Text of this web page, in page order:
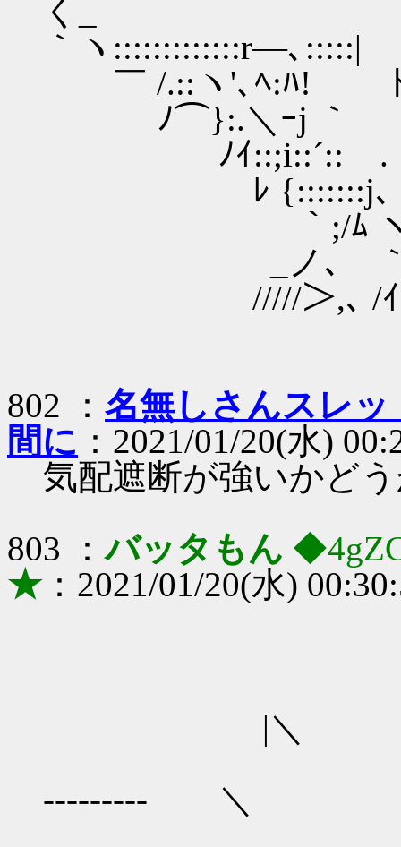
く_
｀ヽ:::::::::::::r―
￣ /.::ヽ'､ﾍ:ﾊ! ﾄ
ﾉ⌒}:.＼ｰj ｀
ﾉｲ
ﾚ {:::::::j､ ＼, ,
｀;/ﾑ ヽ ＞' ,
_ノ､ ｀ー‐┐
/////＞,､ /ｲ
802 ： 名無しさんスレ
間に ：2021/01/20(水)
気配遮断が強いかど
803 ：バッタもん
★：2021/01/20(水)
|＼
---------ゝ ＼